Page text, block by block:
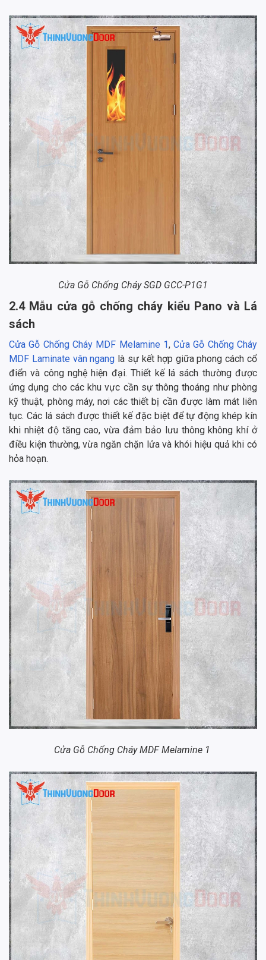
Cửa Gỗ Chống Cháy SGD GCC-P1G1
2.4 Mẫu cửa gỗ chống cháy kiểu Pano và Lá
sách
Cửa Gỗ Chống Cháy MDF Melamine 1,Cửa Gỗ Chống Cháy
MDF Laminate vân ngang là sự kết hợp giữa phong cách cổ
điển và công nghệ hiện đại. Thiết kế lá sách thường được
ứng dụng cho các khu vực cần sự thông thoáng như phòng
kỹ thuật, phòng máy, nơi các thiết bị cần được làm mát liên
tục. Các lá sách được thiết kế đặc biệt để tự động khép kín
khi nhiệt độ tăng cao, vừa đảm bảo lưu thông không khí ở
điều kiện thường, vừa ngăn chặn lửa và khói hiệu quả khi có
hỏa hoạn.
Cửa Gỗ Chống Cháy MDF Melamine 1